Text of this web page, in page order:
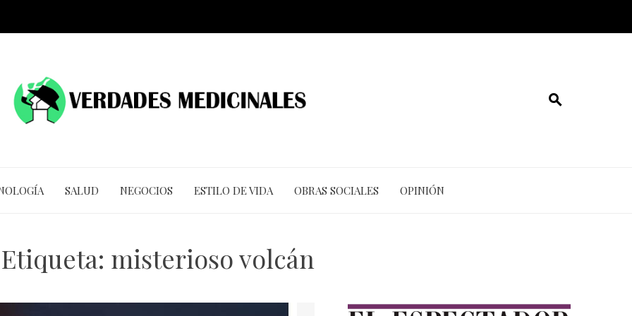
SALUD NEGOCIOS ESTILO DE VIDA OBRAS SOCIALES OPINIÓN
Etiqueta: misterioso volcán